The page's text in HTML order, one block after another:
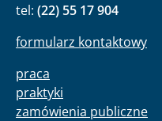
tel: (22) 55 17 904
formularz kontaktowy
praca
praktyki
zamówienia publiczne